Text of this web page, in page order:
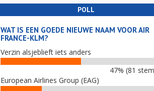
POLL
WAT IS EEN GOEDE NIEUWE NAAM VOOR AIR
FRANCE-KLM?
Verzin alsjeblieft iets anders
47% (81
European Airlines Group (EAG)